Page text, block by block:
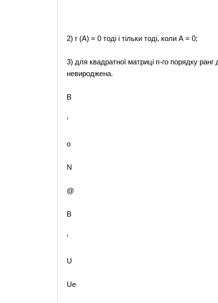
2) r (A) = 0 тоді і тільки тоді, коли А = 0;
3) для квадратної матриці п-го порядку ранг
невироджена.
B
’
o
N
@
B
’
U
Ue